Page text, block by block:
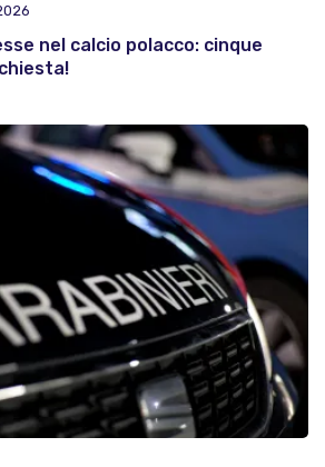
nel calcio polacco: cinque